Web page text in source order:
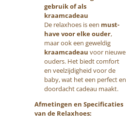
gebruik of als
kraamcadeau
De relaxhoes is een must-
have voor elke ouder,
maar ook een geweldig
kraamcadeau voor nieuwe
ouders. Het biedt comfort
en veelzijdigheid voor de
baby, wat het een perfect en
doordacht cadeau maakt.
Afmetingen en Specificaties
van de Relaxhoes: